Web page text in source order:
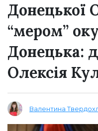
Донецької
“мером”
Донецька:
Олексія
Валентина